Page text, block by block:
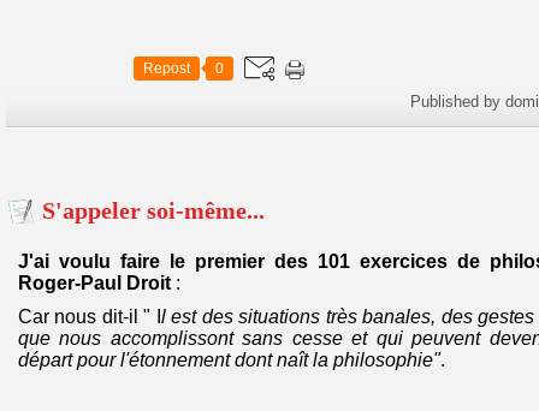
Repost 0
Published by
S'appeler soi-même...
J'ai voulu faire le premier des 101 exercices de
Roger-Paul Droit :
Car nous dit-il " I l est des situations très banales, des
que nous accomplissont sans cesse et qui peuvent
départ pour l'étonnement dont naît la philosophie".